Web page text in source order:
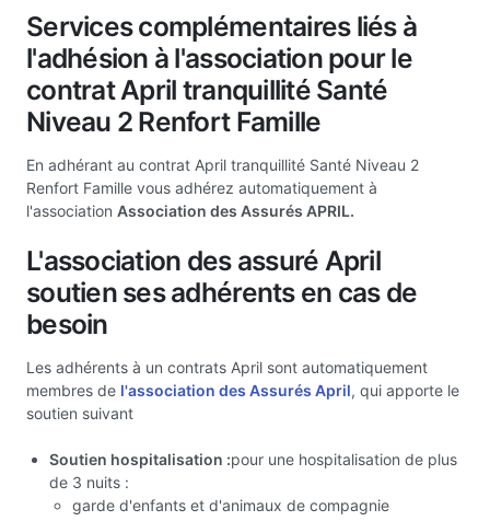
Services complémentaires liés à
l'adhésion à l'association pour le
contrat April tranquillité Santé
Niveau 2 Renfort Famille
En adhérant au contrat April tranquillité Santé Niveau 2
Renfort Famille vous adhérez automatiquement à
l'association Association des Assurés APRIL.
L'association des assuré April
soutien ses adhérents en cas de
besoin
Les adhérents à un contrats April sont automatiquement
membres de l'association des Assurés April, qui apporte le
soutien suivant
Soutien hospitalisation :pour une hospitalisation de plus
de 3 nuits :
garde d'enfants et d'animaux de compagnie